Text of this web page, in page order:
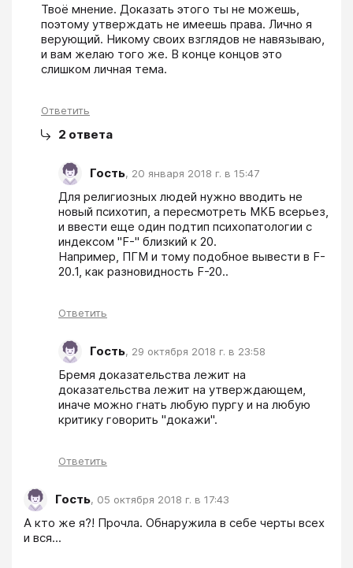
Твоё мнение. Доказать этого ты не можешь,
поэтому утверждать не имеешь права. Лично я
верующий. Никому своих взглядов не навязываю,
и вам желаю того же. В конце концов это
слишком личная тема.
Ответить
2 ответа
Гость, 20 января 2018 г. в 15:47
Для религиозных людей нужно вводить не
новый психотип, а пересмотреть МКБ всерьез,
и ввести еще один подтип психопатологии с
индексом "F-" близкий к 20.
Например, ПГМ и тому подобное вывести в F-
20.1, как разновидность F-20..
Ответить
Гость, 29 октября 2018 г. в 23:58
Бремя доказательства лежит на
доказательства лежит на утверждающем,
иначе можно гнать любую пургу и на любую
критику говорить "докажи".
Ответить
Гость, 05 октября 2018 г. в 17:43
А кто же я?! Прочла. Обнаружила в себе черты всех
и вся...